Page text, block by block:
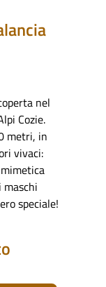
nel
Cozie.
metri, in
vivaci:
speciale!